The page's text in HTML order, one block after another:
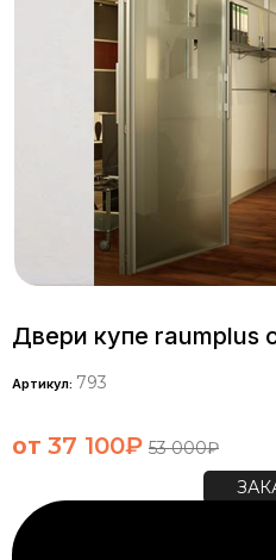
Двери купе raumplus
Артикул: 793
от 37 100₽ 53 000₽